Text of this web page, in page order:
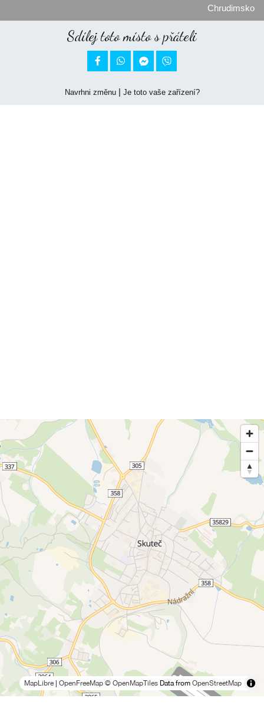
Chrudimsko
Sdílej toto místo s přáteli
 
Navrhni změnu| Je toto vaše zařízení?
MapLibre OpenFreeMap © OpenMapTiles Data from OpenStreetMap